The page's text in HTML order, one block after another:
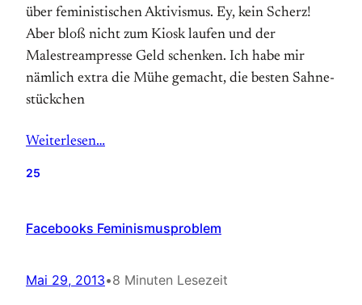
über feministischen Aktivismus. Ey, kein Scherz!
Aber bloß nicht zum Kiosk laufen und der
Malestream­presse Geld schenken. Ich habe mir
nämlich extra die Mühe gemacht, die besten Sahne­
stückchen
Weiterlesen…
25
Facebooks Feminismusproblem
Mai 29, 2013•8 Minuten Lesezeit